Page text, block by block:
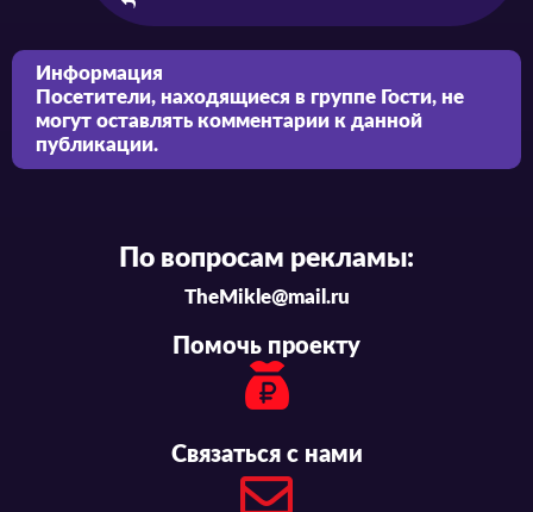
Информация
Посетители, находящиеся в группе Гости, не
могут оставлять комментарии к данной
публикации.
По вопросам рекламы:
TheMikle@mail.ru
Помочь проекту
Связаться с нами